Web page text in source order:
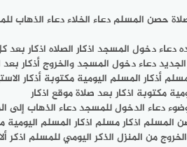
حصن المسلم دعاء الخلاء دعاء الذهاب
دعاء دخول المسجد اذكار الصلاه اذكار بعد
دعاء دخول المسجد والخروج أذكار بعد
أذكار المسلم اليومية مكتوبة أذكار
مكتوبة اذكار بعد صلاة موقع اذكار
الوضوء دعاء الدخول للمسجد دعاء الذهاب
المسلم اذكار مسلم اذكار المسلم اليومية
من المنزل الذكر اليومي للمسلم اذکر